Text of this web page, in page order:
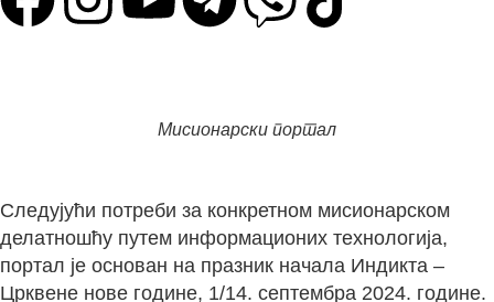
Мисионарски портал
Следујући потреби за конкретном мисионарском
делатношћу путем информационих технологија,
портал је основан на празник начала Индикта –
Црквене нове године, 1/14. септембра 2024. године.